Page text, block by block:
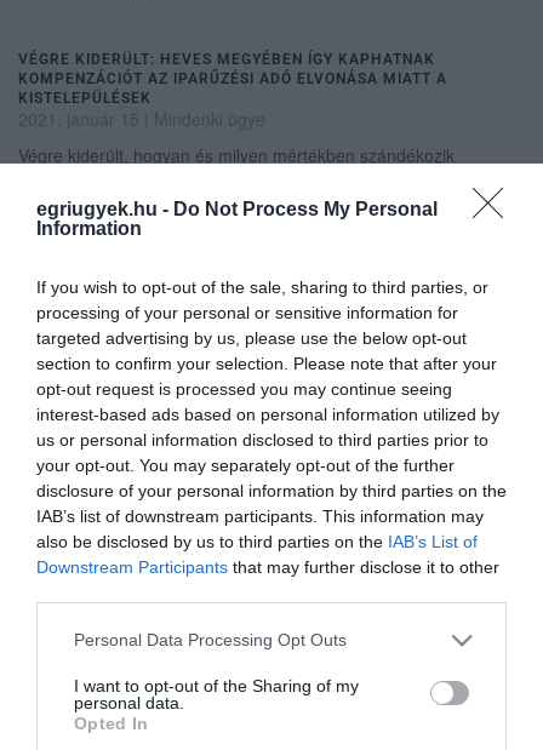
egriugyek.hu - Do Not Process My Personal
Information
If you wish to opt-out of the sale, sharing to third parties, or
processing of your personal or sensitive information for
targeted advertising by us, please use the below opt-out
section to confirm your selection. Please note that after your
opt-out request is processed you may continue seeing
interest-based ads based on personal information utilized by
us or personal information disclosed to third parties prior to
your opt-out. You may separately opt-out of the further
disclosure of your personal information by third parties on the
IAB’s list of downstream participants. This information may
also be disclosed by us to third parties on the IAB’s List of
Downstream Participants that may further disclose it to other
Please note that this website/app uses one or more Google
not limited to your visit or usage behaviour. You may click to
grant or deny consent to Google and its third-party tags to
use your data for below specified purposes in below Google
Personal Data Processing Opt Outs
I want to opt-out of the Sharing of my
personal data.
Opted In
VÉGRE KIDERÜLT: HEVES MEGYÉBEN ÍGY KAPHATNAK
KOMPENZÁCIÓT AZ IPARŰZÉSI ADÓ ELVONÁSA MIATT A
KISTELEPÜLÉSEK
2021. január 15
Mindenki ügye
Végre kiderült, hogyan és milyen mértékben szándékozik
mértékének megfelezése miatt bajba került önkormányzatokat a
kormány. Ugyanakkor a Mag...
MIRKÓCZKI: ÁPRILISRA DŐLHET EL AZ ÁLLAMI KOMPENZÁCIÓ,
EGER KÖLTSÉGVETÉSE ENÉLKÜL AUGUSZTUSIG TARTHATÓ
2021. február 20|Eger ügye
Pénteken tárgyalt Budapesten a megyei jogú városok vezetőivel,
köztük Eger polgármesterével Gulyás Gergely, a
Miniszterelnökséget vezető miniszter, ahol a helyi iparűzési adó
(ipa) mértékének, 20...
NINCS MIT KOMPENZÁLNI EGERNEK AZ IPARŰZÉSI ADÓ MIATT A
MINISZTERI BIZTOS SZERINT
2021. március 30|Mindenki ügye
Balla György fideszes országgyűlési képviselőt, Szolnok korábbi
alpolgármesterét egy hónapja nevezték ki miniszteri iztossá.
Gulyás Gergely Miniszterelnökséget vezető minisztertől azt a
KIDERÜLT, MENNYI KOMPENZÁCIÓT ÍTÉLT MEG A KORMÁNY
EGERNEK A BEVÉTELKIESÉSÉRT